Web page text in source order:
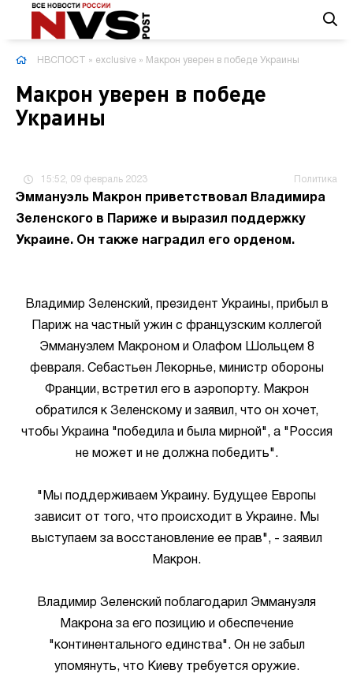
НВСПОСТ » exclusive » Макрон уверен в победе Украины
Макрон уверен в победе
Украины
15:52, 09 февраль 2023 Политика
Эммануэль Макрон приветствовал Владимира
Зеленского в Париже и выразил поддержку
Украине. Он также наградил его орденом.
Владимир Зеленский, президент Украины, прибыл в
Париж на частный ужин с французским коллегой
Эммануэлем Макроном и Олафом Шольцем 8
февраля. Себастьен Лекорнье, министр обороны
Франции, встретил его в аэропорту. Макрон
обратился к Зеленскому и заявил, что он хочет,
чтобы Украина "победила и была мирной", а "Россия
не может и не должна победить".
"Мы поддерживаем Украину. Будущее Европы
зависит от того, что происходит в Украине. Мы
выступаем за восстановление ее прав", - заявил
Макрон.
Владимир Зеленский поблагодарил Эммануэля
Макрона за его позицию и обеспечение
"континентального единства". Он не забыл
упомянуть, что Киеву требуется оружие.